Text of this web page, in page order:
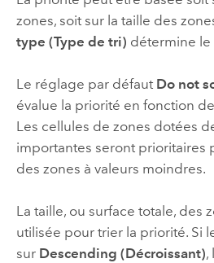
zones, soit sur la taille des
type (Type de tri) détermine le
Le réglage par défaut Do not
évalue la priorité en fonction
Les cellules de zones dotées
importantes seront prioritaires
des zones à valeurs moindres.
La taille, ou surface totale, des
utilisée pour trier la priorité. Si
sur Descending (Décroissant),